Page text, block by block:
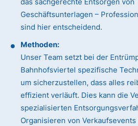
das sachgerechte Entsorgen von
Geschäftsunterlagen –
sind hier entscheidend.
Methoden:
Unser Team setzt bei der
Bahnhofsviertel spezifische
um sicherzustellen, dass alles
effizient verläuft. Dies kann die
spezialisierten
Organisieren von